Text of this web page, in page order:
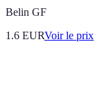
Belin GF
1.6 EURVoir le prix